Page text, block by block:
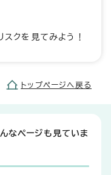
クを見てみよう！
トップページへ戻る
なページも見ていま